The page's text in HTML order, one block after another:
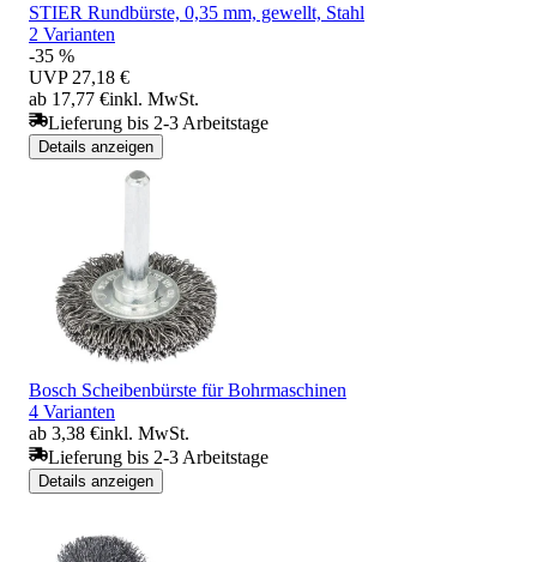
STIER Rundbürste, 0,35 mm, gewellt, Stahl
2 Varianten
-35 %
UVP 27,18 €
ab 17,77 €inkl. MwSt.
Lieferung bis 2-3 Arbeitstage
Details anzeigen
Bosch Scheibenbürste für Bohrmaschinen
4 Varianten
ab 3,38 €inkl. MwSt.
Lieferung bis 2-3 Arbeitstage
Details anzeigen